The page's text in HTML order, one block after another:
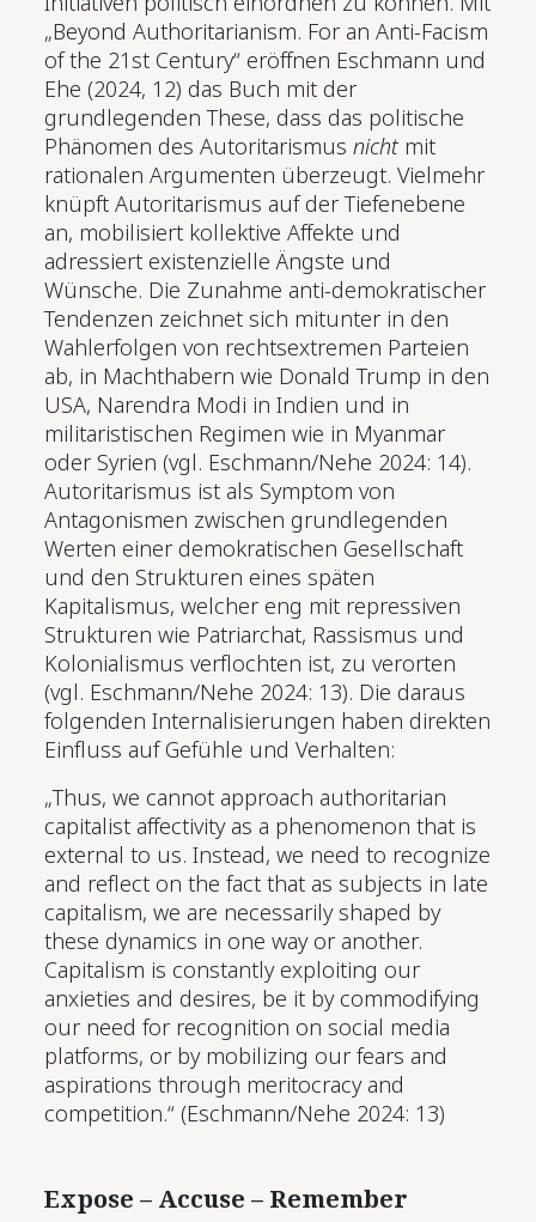
„Beyond Authoritarianism. For an Anti-Facism
of the 21st Century“ eröffnen Eschmann und
Ehe (2024, 12) das Buch mit der
grundlegenden These, dass das politische
Phänomen des Autoritarismusnichtmit
rationalen Argumenten überzeugt. Vielmehr
knüpft Autoritarismus auf der Tiefenebene
an, mobilisiert kollektive Affekte und
adressiert existenzielle Ängste und
Wünsche. Die Zunahme anti-demokratischer
Tendenzen zeichnet sich mitunter in den
Wahlerfolgen von rechtsextremen Parteien
ab, in Machthabern wie Donald Trump in den
USA, Narendra Modi in Indien und in
militaristischen Regimen wie in Myanmar
oder Syrien (vgl. Eschmann/Nehe 2024: 14).
Autoritarismus ist als Symptom von
Antagonismen zwischen grundlegenden
Werten einer demokratischen Gesellschaft
und den Strukturen eines späten
Kapitalismus, welcher eng mit repressiven
Strukturen wie Patriarchat, Rassismus und
Kolonialismus verflochten ist, zu verorten
(vgl. Eschmann/Nehe 2024: 13). Die daraus
folgenden Internalisierungen haben direkten
Einfluss auf Gefühle und Verhalten:
„Thus, we cannot approach authoritarian
capitalist affectivity as a phenomenon that is
external to us. Instead, we need to recognize
and reflect on the fact that as subjects in late
capitalism, we are necessarily shaped by
these dynamics in one way or another.
Capitalism is constantly exploiting our
anxieties and desires, be it by commodifying
our need for recognition on social media
platforms, or by mobilizing our fears and
aspirations through meritocracy and
competition.“ (Eschmann/Nehe 2024: 13)
Expose – Accuse – Remember